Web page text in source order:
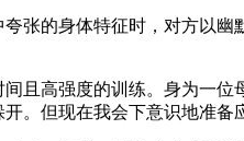
张的身体特征时，对方以
且高强度的训练。身为一
。但现在我会下意识地准备